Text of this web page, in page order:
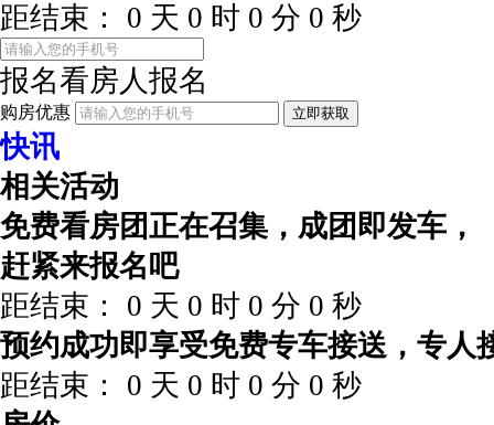
距结束：
0 天 0 时 0 分 0 秒
报名看房人报名
购房优惠 立即获取
快讯
相关活动
免费看房团正在召集，成团即发车，
赶紧来报名吧
距结束：
0 天 0 时 0 分 0 秒
预约成功即享受免费专车接送，专人
距结束：
0 天 0 时 0 分 0 秒